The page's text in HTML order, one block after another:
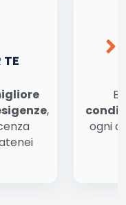
da parte di terzi per
modalità
,
ogni